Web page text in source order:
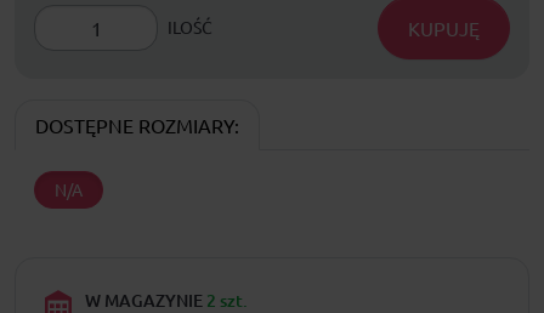
ILOŚĆ KUPUJĘ
DOSTĘPNE ROZMIARY:
N/A
W MAGAZYNIE 2 szt.